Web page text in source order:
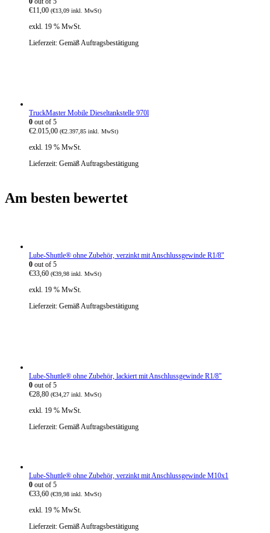
€11,00 (€13,09 inkl. MwSt)
exkl. 19 % MwSt.
Lieferzeit: Gemäß Auftragsbestätigung
TruckMaster Mobile Dieseltankstelle 970l
0 out of 5
€2.015,00 (€2.397,85 inkl. MwSt)
exkl. 19 % MwSt.
Lieferzeit: Gemäß Auftragsbestätigung
Am besten bewertet
Lube-Shuttle® ohne Zubehör, verzinkt mit Anschlussgewinde R1/8"
0 out of 5
€33,60 (€39,98 inkl. MwSt)
exkl. 19 % MwSt.
Lieferzeit: Gemäß Auftragsbestätigung
Lube-Shuttle® ohne Zubehör, lackiert mit Anschlussgewinde R1/8"
0 out of 5
€28,80 (€34,27 inkl. MwSt)
exkl. 19 % MwSt.
Lieferzeit: Gemäß Auftragsbestätigung
Lube-Shuttle® ohne Zubehör, verzinkt mit Anschlussgewinde M10x1
0 out of 5
€33,60 (€39,98 inkl. MwSt)
exkl. 19 % MwSt.
Lieferzeit: Gemäß Auftragsbestätigung